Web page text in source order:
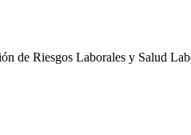
de Riesgos Laborales y Salud